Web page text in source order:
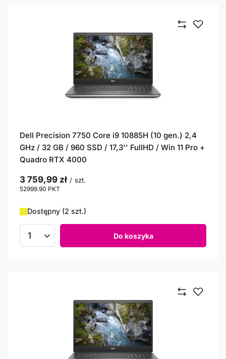
Dell Precision 7750 Core i9 10885H (10 gen.) 2,4
GHz / 32 GB / 960 SSD / 17,3'' FullHD / Win 11 Pro +
Quadro RTX 4000
3 759,99 zł / szt.
52999.90 PKT
Dostępny (2 szt.)
Ilość produktów Do koszyka